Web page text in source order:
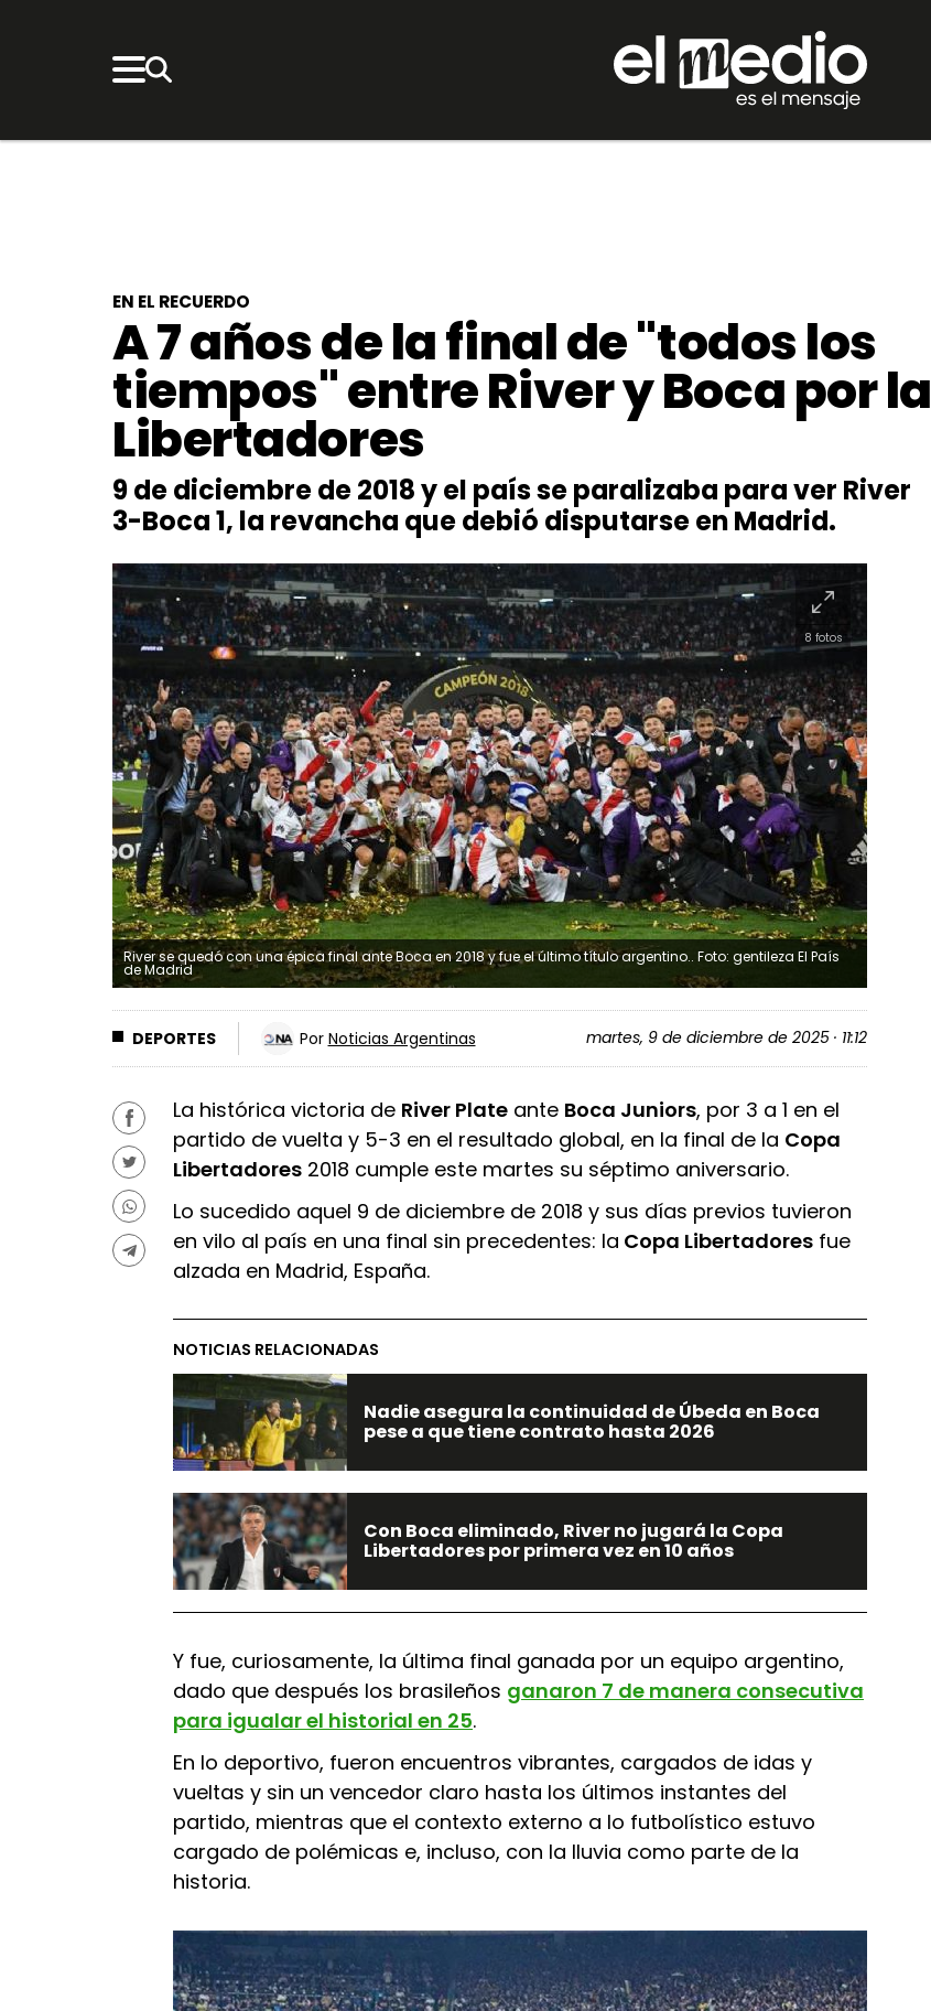
EN EL RECUERDO
A 7 años de la final de "todos los
tiempos" entre River y Boca por la
Libertadores
9 de diciembre de 2018 y el país se paralizaba para ver River
3-Boca 1, la revancha que debió disputarse en Madrid.
8 fotos
River se quedó con una épica final ante Boca en 2018 y fue el último título argentino.. Foto: gentileza El País
de Madrid
DEPORTES Por Noticias Argentinas martes, 9 de diciembre de 2025 · 11:12
La histórica victoria de River Plate ante Boca Juniors, por 3 a 1 en el
partido de vuelta y 5-3 en el resultado global, en la final de la Copa
Libertadores 2018 cumple este martes su séptimo aniversario.
Lo sucedido aquel 9 de diciembre de 2018 y sus días previos tuvieron
en vilo al país en una final sin precedentes: la Copa Libertadores fue
alzada en Madrid, España.
NOTICIAS RELACIONADAS
Nadie asegura la continuidad de Úbeda en Boca
pese a que tiene contrato hasta 2026
Con Boca eliminado, River no jugará la Copa
Libertadores por primera vez en 10 años
Y fue, curiosamente, la última final ganada por un equipo argentino,
dado que después los brasileños ganaron 7 de manera consecutiva
para igualar el historial en 25.
En lo deportivo, fueron encuentros vibrantes, cargados de idas y
vueltas y sin un vencedor claro hasta los últimos instantes del
partido, mientras que el contexto externo a lo futbolístico estuvo
cargado de polémicas e, incluso, con la lluvia como parte de la
historia.